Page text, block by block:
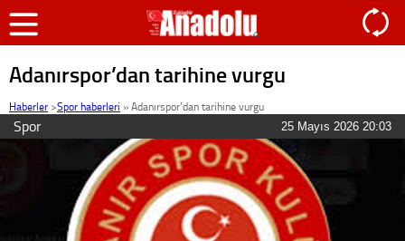
Adanırspor’dan tarihine vurgu
Haberler >Spor haberleri »Adanırspor’dan tarihine vurgu
Spor 25 Mayıs 2026 20:03